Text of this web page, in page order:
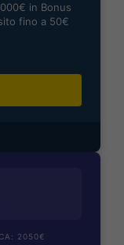
in Bonus
fino a 50€
2050€